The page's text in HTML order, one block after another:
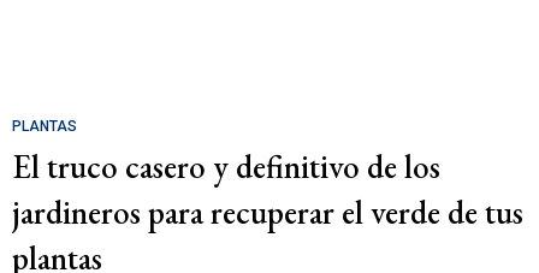
PLANTAS
El truco casero y definitivo de los
jardineros para recuperar el verde de tus
plantas